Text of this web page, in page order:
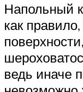
Напольный
как
ведь иначе